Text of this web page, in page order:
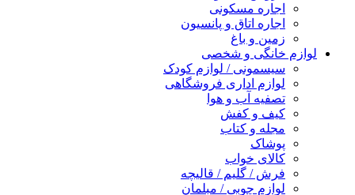
اجاره مسکونی
اجاره اتاق و پانسیون
زمین و باغ
لوازم خانگی و شخصی
سیسمونی / لوازم کودک
لوازم اداری فروشگاهی
تصفیه آب و هوا
کیف و کفش
مجله و کتاب
پوشاک
کالای خواب
فرش / گلیم / قالیچه
لوازم چوبی / مبلمان